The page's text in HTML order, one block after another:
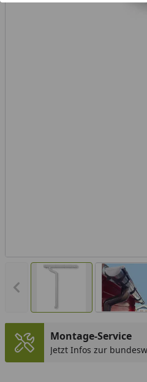
Vorheriges Bild anzeigen
Montage-Service
Jetzt Infos zur